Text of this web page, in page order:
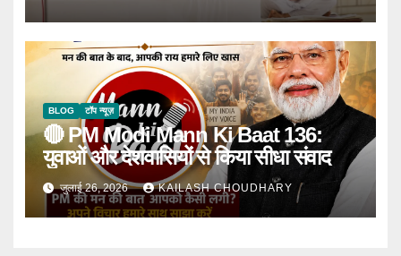
BLOG टॉप न्यूज़
🔴 PM Modi Mann Ki Baat 136:
युवाओं और देशवासियों से किया सीधा संवाद
जुलाई 26, 2026 KAILASH CHOUDHARY